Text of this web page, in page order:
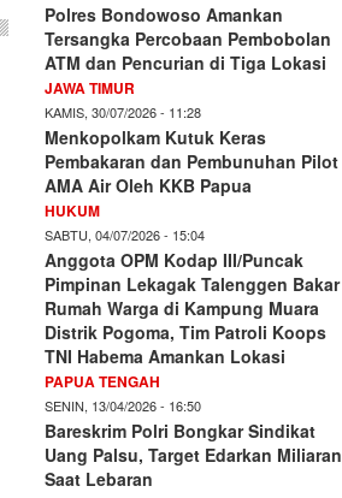
Polres Bondowoso Amankan
Tersangka Percobaan Pembobolan
ATM dan Pencurian di Tiga Lokasi
JAWA TIMUR
KAMIS, 30/07/2026 - 11:28
Menkopolkam Kutuk Keras
Pembakaran dan Pembunuhan Pilot
AMA Air Oleh KKB Papua
HUKUM
SABTU, 04/07/2026 - 15:04
Anggota OPM Kodap III/Puncak
Pimpinan Lekagak Talenggen Bakar
Rumah Warga di Kampung Muara
Distrik Pogoma, Tim Patroli Koops
TNI Habema Amankan Lokasi
PAPUA TENGAH
SENIN, 13/04/2026 - 16:50
Bareskrim Polri Bongkar Sindikat
Uang Palsu, Target Edarkan Miliaran
Saat Lebaran